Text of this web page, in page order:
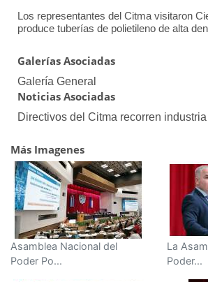
Los representantes del Citma visitaron
produce tuberías de polietileno de alta
Galerías Asociadas
Galería General
Noticias Asociadas
Directivos del Citma recorren
Más Imagenes
Asamblea Nacional del
Poder Po...
La
Poder...